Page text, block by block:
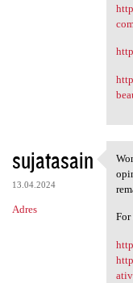
sujatasain
13.04.2024
Adres
For